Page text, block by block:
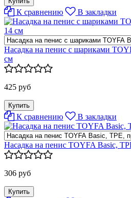
К сравнению В закладки
Насадка на пенис с шариками
см
425 руб
К сравнению В закладки
Насадка на пенис TOYFA Basic,
306 руб